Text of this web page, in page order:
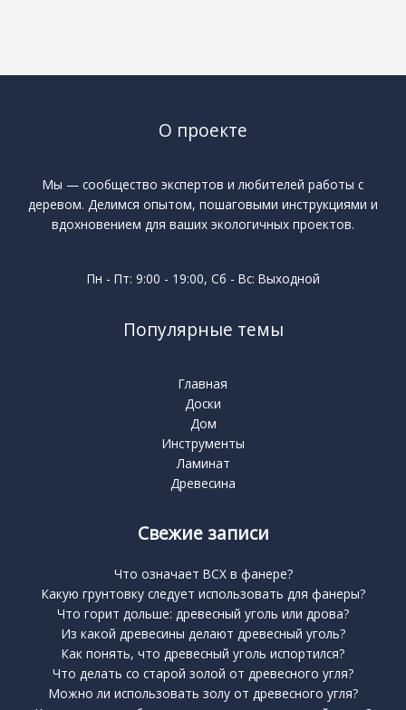
О проекте
Мы — сообщество экспертов и любителей работы с
деревом. Делимся опытом, пошаговыми инструкциями и
вдохновением для ваших экологичных проектов.
Пн - Пт: 9:00 - 19:00, Сб - Вс: Выходной
Популярные темы
Главная
Доски
Дом
Инструменты
Ламинат
Древесина
Свежие записи
Что означает BCX в фанере?
Какую грунтовку следует использовать для фанеры?
Что горит дольше: древесный уголь или дрова?
Из какой древесины делают древесный уголь?
Как понять, что древесный уголь испортился?
Что делать со старой золой от древесного угля?
Можно ли использовать золу от древесного угля?